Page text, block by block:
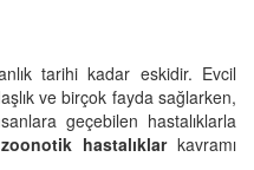
tarihi kadar eskidir. Evcil
ve birçok fayda sağlarken,
geçebilen hastalıklarla
zoonotik hastalıklarkavramı